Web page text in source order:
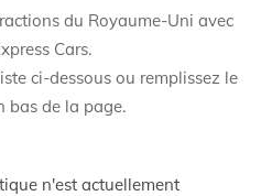
du Royaume-Uni avec
Cars.
ci-dessous ou remplissez le
bas de la page.
n'est actuellement